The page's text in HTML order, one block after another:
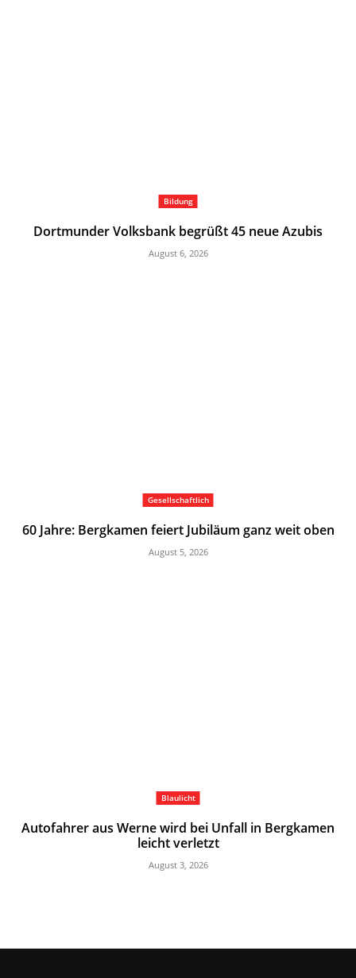
Bildung
Dortmunder Volksbank begrüßt 45 neue Azubis
August 6, 2026
Gesellschaftlich
60 Jahre: Bergkamen feiert Jubiläum ganz weit oben
August 5, 2026
Blaulicht
Autofahrer aus Werne wird bei Unfall in Bergkamen
leicht verletzt
August 3, 2026